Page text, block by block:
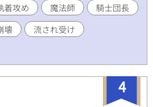
着攻め 魔法師
騎士団長
壊
流され受け
4